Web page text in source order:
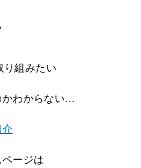
り組みたい
かわからない…
ージは